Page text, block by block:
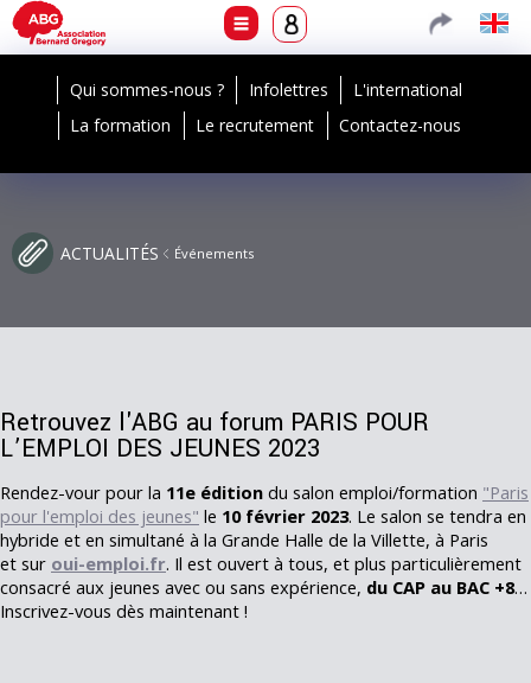
Qui sommes-nous ? Infolettres
L'international
La formation
Le recrutement Contactez-nous
ACTUALITÉS Événements
Retrouvez l'ABG au forum PARIS POUR
L’EMPLOI DES JEUNES 2023
Rendez-vour pour la 11e édition du salon emploi/formation "Paris
pour l'emploi des jeunes" le 10 février 2023. Le salon se tendra en
hybride et en simultané à la Grande Halle de la Villette, à Paris
et sur oui-emploi.fr. Il est ouvert à tous, et plus particulièrement
consacré aux jeunes avec ou sans expérience, du CAP au BAC +8…
Inscrivez-vous dès maintenant !